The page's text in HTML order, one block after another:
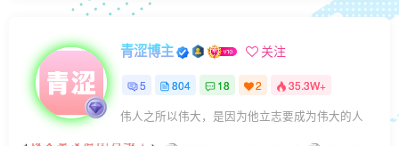
青涩博主 关注
5 804 18 2 35.3W+
伟人之所以伟大，是因为他立志要成为伟大的人